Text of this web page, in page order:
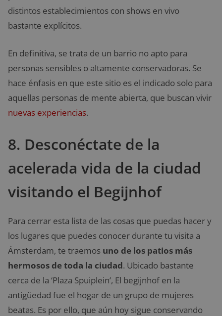
distintos establecimientos con shows en vivo
bastante explícitos.
En definitiva, se trata de un barrio no apto para
personas sensibles o altamente conservadoras. Se
hace énfasis en que este sitio es el indicado solo para
aquellas personas de mente abierta, que buscan vivir
nuevas experiencias.
8. Desconéctate de la
acelerada vida de la ciudad
visitando el Begijnhof
Para cerrar esta lista de las cosas que puedas hacer y
los lugares que puedes conocer durante tu visita a
Ámsterdam, te traemos uno de los patios más
hermosos de toda la ciudad. Ubicado bastante
cerca de la ‘Plaza Spuiplein’, El begijnhof en la
antigüedad fue el hogar de un grupo de mujeres
beatas. Es por ello, que aún hoy sigue conservando